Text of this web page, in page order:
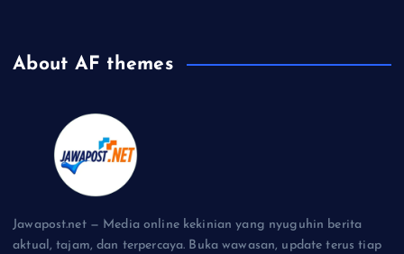
About AF themes
Jawapost.net — Media online kekinian yang nyuguhin berita
aktual, tajam, dan terpercaya. Buka wawasan, update terus tiap